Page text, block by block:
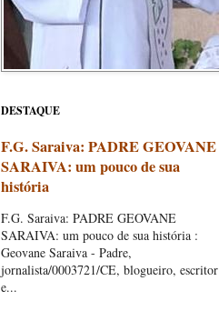
DESTAQUE
F.G. Saraiva: PADRE GEOVANE
SARAIVA: um pouco de sua
história
F.G. Saraiva: PADRE GEOVANE
SARAIVA: um pouco de sua história :
Geovane Saraiva - Padre,
jornalista/0003721/CE, blogueiro, escritor
e...